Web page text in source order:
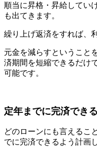
順当に昇格・昇給してい
も出てきます。
繰り上げ返済をすれば、
元金を減らすということ
済期間を短縮できるだけ
可能です。
定年までに完済でき
どのローンにも言えるこ
でに完済できるよう計画